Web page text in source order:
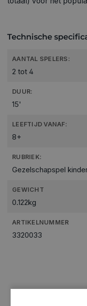
Technische
AANTAL SPELERS:
2 tot 4
DUUR:
15'
LEEFTIJD VANAF:
8+
RUBRIEK:
Gezelschapspel
GEWICHT
0.122kg
ARTIKELNUMMER
3320033